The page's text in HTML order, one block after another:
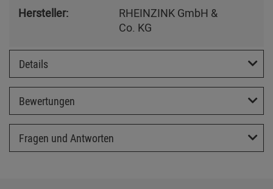
Hersteller:
RHEINZINK GmbH &
Co. KG
Details
Bewertungen
Fragen und Antworten